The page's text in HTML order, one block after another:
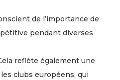
de l’importance de
pendant diverses
reflète également une
clubs européens, qui